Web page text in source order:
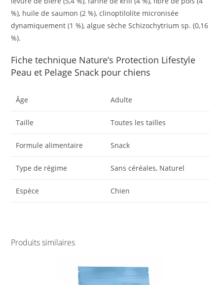
%), huile de saumon (2 %), clinoptilolite micronisée
dynamiquement (1 %), algue sèche Schizochytrium sp. (0,16
%).
Fiche technique Nature’s Protection Lifestyle
Peau et Pelage Snack pour chiens
Âge Adulte
Taille Toutes les tailles
Formule alimentaire Snack
Type de régime Sans céréales, Naturel
Espèce Chien
Produits similaires